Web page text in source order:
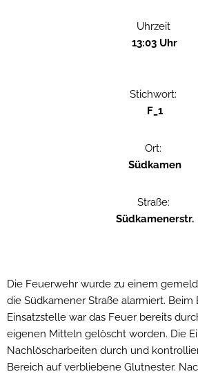
Uhrzeit
13:03 Uhr
Stichwort:
F_1
Ort:
Südkamen
Straße:
Südkamenerstr.
Die Feuerwehr wurde zu einem
die Südkamener Straße alarmiert. Beim
Einsatzstelle war das Feuer bereits
eigenen Mitteln gelöscht worden. Die
Nachlöscharbeiten durch und
Bereich auf verbliebene Glutnester.